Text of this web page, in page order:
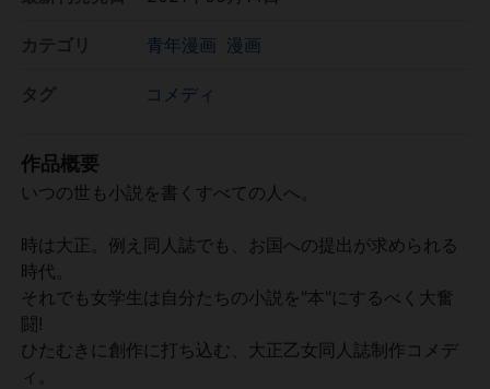
青年漫画 漫画
コメディ
作品概要
いつの世も小説を書くすべての人へ。
時は大正。例え同人誌でも、お国への提出が求められる
時代。
それでも女学生は自分たちの小説を"本"にするべく大奮
闘!
ひたむきに創作に打ち込む、大正乙女同人誌制作コメデ
ィ。